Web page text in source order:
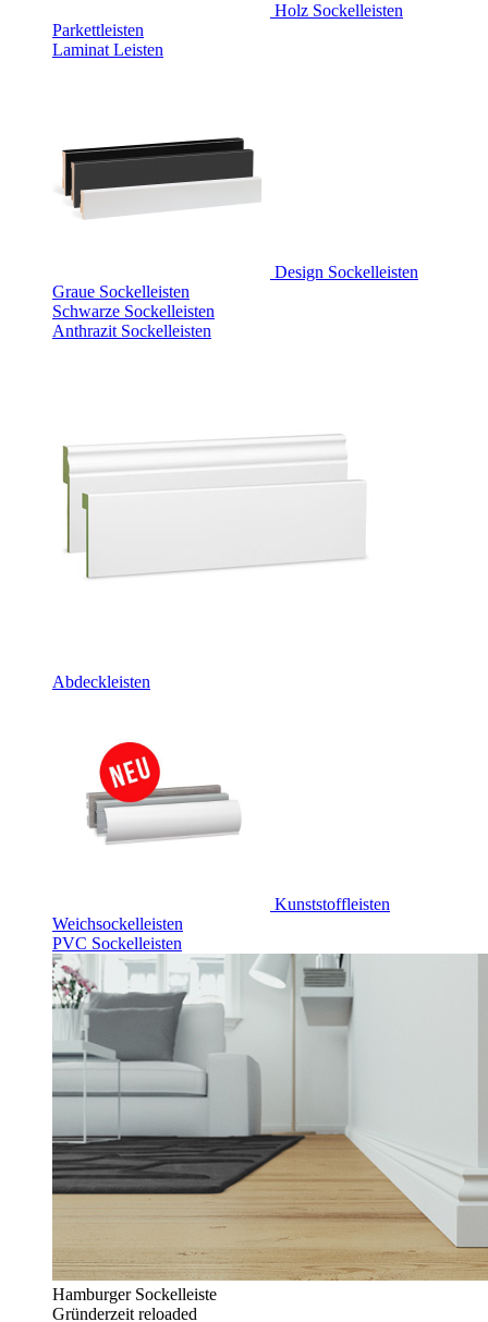
Holz Sockelleisten
Parkettleisten
Laminat Leisten
Design Sockelleisten
Graue Sockelleisten
Schwarze Sockelleisten
Anthrazit Sockelleisten
Abdeckleisten
Kunststoffleisten
Weichsockelleisten
PVC Sockelleisten
Hamburger Sockelleiste
Gründerzeit reloaded